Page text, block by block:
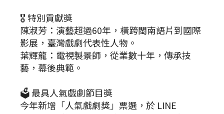
🎖 特別貢獻獎
陳淑芳：演藝超過60年，橫跨閩南語片到國際
影展，臺灣戲劇代表性人物。
葉輝龍：電視製景師，從業數十年，傳承技
藝，幕後典範。
🗳 最具人氣戲劇節目獎
今年新增「人氣戲劇獎」票選，於 LINE